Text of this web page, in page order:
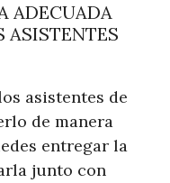
ADECUADA
ASISTENTES
asistentes de
de manera
entregar la
junto con